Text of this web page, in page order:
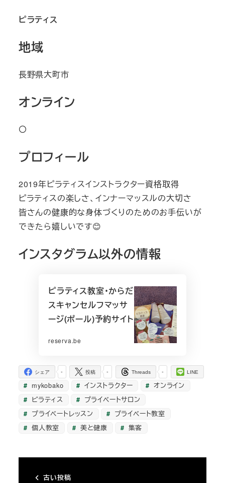
ピラティス
地域
長野県大町市
オンライン
〇
プロフィール
2019年ピラティスインストラクター資格取得
ピラティスの楽しさ、インナーマッスルの大切さ
皆さんの健康的な身体づくりのためのお手伝いが
できたら嬉しいです😊
インスタグラム以外の情報
ピラティス教室・からだ
スキャンセルフマッサ
ージ(ポール)予約サイト
reserva.be
-
シェア -
投稿 -
Threads LINE
mykobako インストラクター
オンライン
ピラティス
プライベートサロン
プライベートレッスン
プライベート教室
個人教室
美と健康 集客
古い投稿